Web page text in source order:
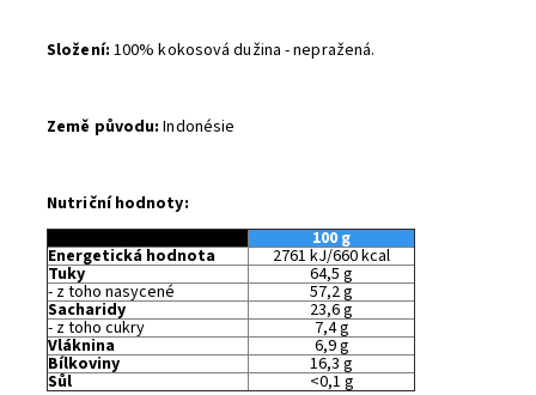
Složení: 100% kokosová dužina - nepražená.
Země původu: Indonésie
Nutriční hodnoty:
100 g
Energetická hodnota 2761 kJ/660 kcal
Tuky 64,5 g
- z toho nasycené 57,2 g
Sacharidy 23,6 g
- z toho cukry 7,4 g
Vláknina 6,9 g
Bílkoviny 16,3 g
Sůl <0,1 g